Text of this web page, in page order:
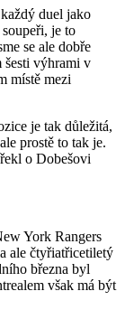
duel jako
je to
se ale dobře
šesti výhrami v
místě mezi
je tak důležitá,
prostě to tak je.
o Dobešovi
York Rangers
ale čtyřiatřicetiletý
března byl
však má být